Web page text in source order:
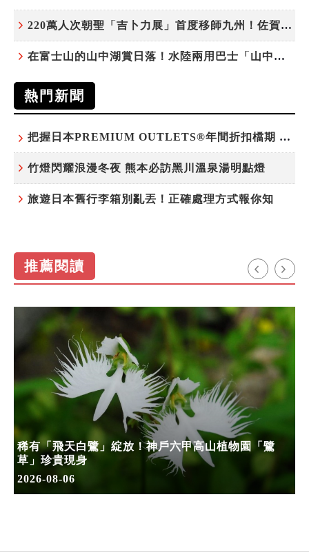
220萬人次朝聖「吉卜力展」首度移師九州！佐賀站早鳥平日套票8/10搶先開賣
在富士山的山中湖賞日落！水陸兩用巴士「山中湖的河馬」暑假加開夕陽班次
熱門新聞
把握日本PREMIUM OUTLETS®年間折扣檔期 越買越划算
竹燈閃耀浪漫冬夜 熊本必訪黑川溫泉湯明點燈
旅遊日本舊行李箱別亂丟！正確處理方式報你知
推薦閱讀
稀有「飛天白鷺」綻放！神戶六甲高山植物園「鷺
草」珍貴現身
2026-08-06